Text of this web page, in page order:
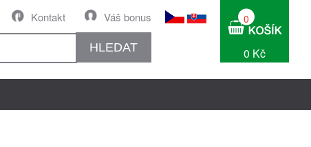
Váš bonus
Kontakt
HLEDAT
0
0 Kč